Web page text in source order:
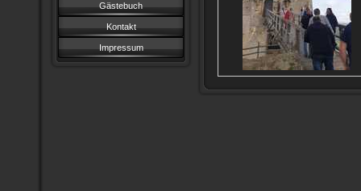
Gästebuch
Kontakt
Impressum